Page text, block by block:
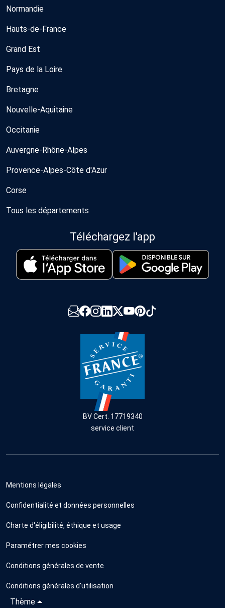
Normandie
Hauts-de-France
Grand Est
Pays de la Loire
Bretagne
Nouvelle-Aquitaine
Occitanie
Auvergne-Rhône-Alpes
Provence-Alpes-Côte d'Azur
Corse
Tous les départements
Téléchargez l'app
BV Cert. 17719340
service client
Mentions légales
Confidentialité et données personnelles
Charte d'éligibilité, éthique et usage
Paramétrer mes cookies
Conditions générales de vente
Conditions générales d'utilisation
Thème